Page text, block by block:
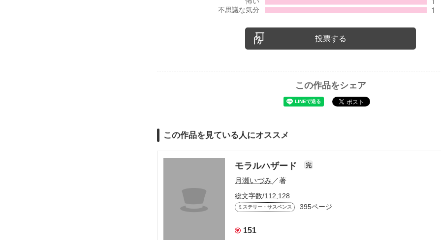
投票する
この作品をシェア
この作品を見ている人にオススメ
モラルハザード 完
月瀬いづみ ／著
総文字数/112,128
ミステリー・サスペンス 395ページ
151